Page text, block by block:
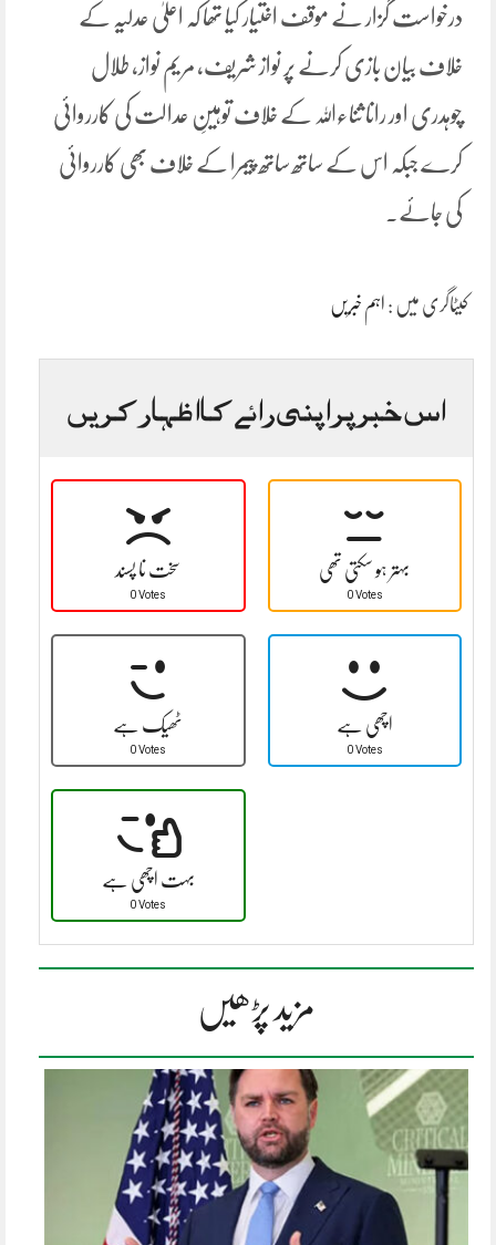
درخواست گزار نے موقف اختیار کیا تھا کہ اعلیٰ عدلیہ کے
خلاف بیان بازی کرنے پر نواز شریف، مریم نواز، طلال
چوہدری اور رانا ثناءاللہ کے خلاف توہینِ عدالت کی کارروائی
کرے جبکہ اس کے ساتھ ساتھ پیمرا کے خلاف بھی کارروائی
کی جائے۔
کیٹاگری میں : اہم خبریں
اس خبر پر اپنی رائے کا اظہار کریں
سخت نا پسند
0 Votes
بہتر ہو سکتی تھی
0 Votes
ٹھیک ہے
0 Votes
اچھی ہے
0 Votes
بہت اچھی ہے
0 Votes
مزید پڑھیں